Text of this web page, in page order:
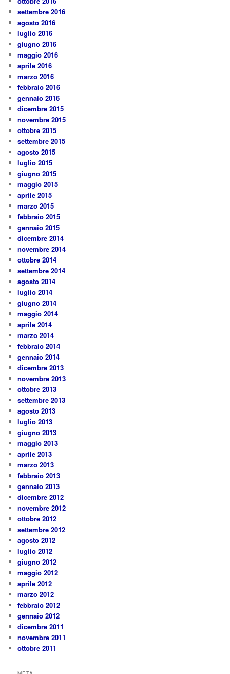
settembre 2016
agosto 2016
luglio 2016
giugno 2016
maggio 2016
aprile 2016
marzo 2016
febbraio 2016
gennaio 2016
dicembre 2015
novembre 2015
ottobre 2015
settembre 2015
agosto 2015
luglio 2015
giugno 2015
maggio 2015
aprile 2015
marzo 2015
febbraio 2015
gennaio 2015
dicembre 2014
novembre 2014
ottobre 2014
settembre 2014
agosto 2014
luglio 2014
giugno 2014
maggio 2014
aprile 2014
marzo 2014
febbraio 2014
gennaio 2014
dicembre 2013
novembre 2013
ottobre 2013
settembre 2013
agosto 2013
luglio 2013
giugno 2013
maggio 2013
aprile 2013
marzo 2013
febbraio 2013
gennaio 2013
dicembre 2012
novembre 2012
ottobre 2012
settembre 2012
agosto 2012
luglio 2012
giugno 2012
maggio 2012
aprile 2012
marzo 2012
febbraio 2012
gennaio 2012
dicembre 2011
novembre 2011
ottobre 2011